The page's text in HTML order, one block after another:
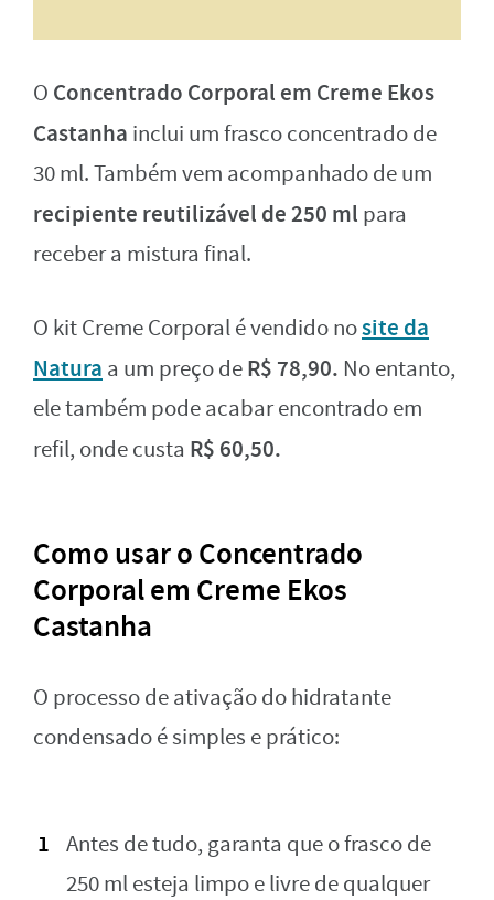
O Concentrado Corporal em Creme Ekos
Castanha inclui um frasco concentrado de
30 ml. Também vem acompanhado de um
recipiente reutilizável de 250 ml para
receber a mistura final.
O kit Creme Corporal é vendido nosite da
Natura a um preço deR$ 78,90. No entanto,
ele também pode acabar encontrado em
refil, onde custa R$ 60,50.
Como usar oConcentrado
Corporal em Creme Ekos
Castanha
O processo de ativação do hidratante
condensado é simples e prático:
Antes de tudo, garanta que o frasco de
250 ml esteja limpo e livre de qualquer